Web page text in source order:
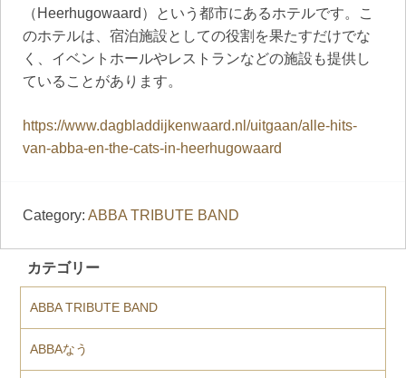
（Heerhugowaard）という都市にあるホテルです。こ
のホテルは、宿泊施設としての役割を果たすだけでな
く、イベントホールやレストランなどの施設も提供し
ていることがあります。
https://www.dagbladdijkenwaard.nl/uitgaan/alle-hits-
van-abba-en-the-cats-in-heerhugowaard
Category: ABBA TRIBUTE BAND
カテゴリー
ABBA TRIBUTE BAND
ABBAなう